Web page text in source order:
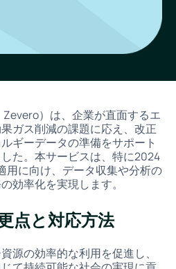
）は、企業が直面するエ
ガス削減の課題に応え、改正
ギーデータの準備をサポート
た。本サービスは、特に2024
用に向け、データ収集や分析の
効率化を実現します。
点と対応方法
源の効率的な利用を促進し、